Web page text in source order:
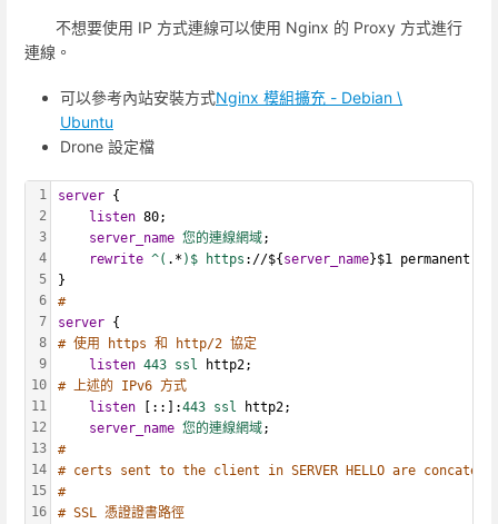
不想要使用 IP 方式連線可以使用 Nginx 的 Proxy 方式進行
連線。
可以參考內站安裝方式Nginx 模組擴充 - Debian \
Ubuntu
Drone 設定檔
1
2
3
4
5
6
7
8
9
10
11
12
13
14
15
16
server {
listen 80;
server_name 您的連線網域;
rewrite ^( .* )$ https ://${ server_name}$1 permanent;
}
#
server {
# 使用 https 和 http/2 協定
listen 443 ssl http2;
# 上述的 IPv6 方式
listen [::]:443 ssl http2;
server_name 您的連線網域;
#
# certs sent to the client in SERVER HELLO are
#
# SSL 憑證證書路徑